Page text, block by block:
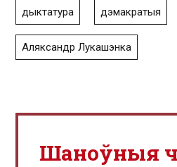
дыктатура дэмакратыя
Аляксандр Лукашэнка
Шаноўныя